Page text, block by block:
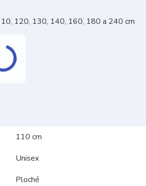
120, 130, 140, 160, 180 a 240 cm
110 cm
Unisex
Ploché